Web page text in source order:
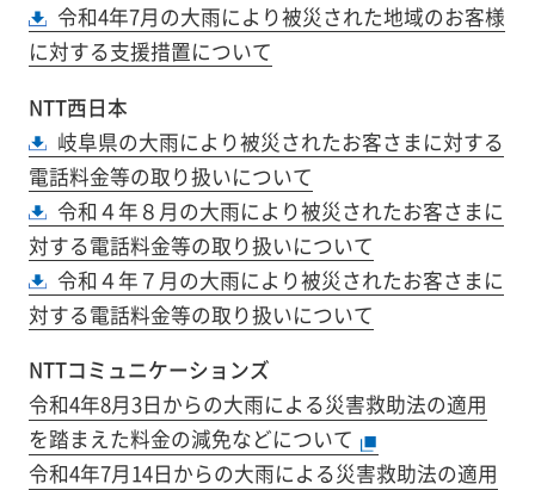
令和4年7月の大雨により被災された地域のお客様
に対する支援措置について
NTT西日本
岐阜県の大雨により被災されたお客さまに対する
電話料金等の取り扱いについて
令和４年８月の大雨により被災されたお客さまに
対する電話料金等の取り扱いについて
令和４年７月の大雨により被災されたお客さまに
対する電話料金等の取り扱いについて
NTTコミュニケーションズ
令和4年8月3日からの大雨による災害救助法の適用
を踏まえた料金の減免などについて
令和4年7月14日からの大雨による災害救助法の適用